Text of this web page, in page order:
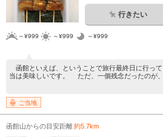
行きたい
～¥999 ～¥999 ～¥999
函館といえば、ということで旅行最終日に行っ
当は美味しいです。 ただ、一個残念だったのが、
ご当地
函館山からの目安距離約5.7km